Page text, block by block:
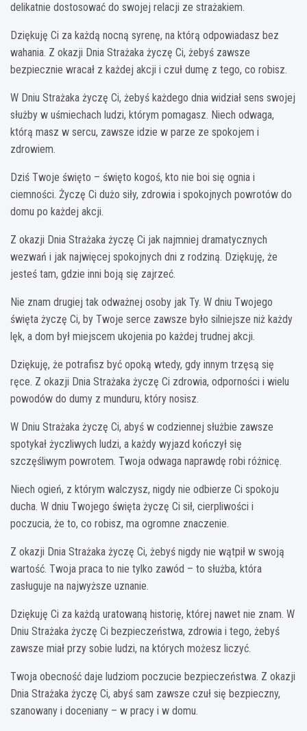
delikatnie dostosować do swojej relacji ze strażakiem.
Dziękuję Ci za każdą nocną syrenę, na którą odpowiadasz bez
wahania. Z okazji Dnia Strażaka życzę Ci, żebyś zawsze
bezpiecznie wracał z każdej akcji i czuł dumę z tego, co robisz.
W Dniu Strażaka życzę Ci, żebyś każdego dnia widział sens swojej
służby w uśmiechach ludzi, którym pomagasz. Niech odwaga,
którą masz w sercu, zawsze idzie w parze ze spokojem i
zdrowiem.
Dziś Twoje święto – święto kogoś, kto nie boi się ognia i
ciemności. Życzę Ci dużo siły, zdrowia i spokojnych powrotów do
domu po każdej akcji.
Z okazji Dnia Strażaka życzę Ci jak najmniej dramatycznych
wezwań i jak najwięcej spokojnych dni z rodziną. Dziękuję, że
jesteś tam, gdzie inni boją się zajrzeć.
Nie znam drugiej tak odważnej osoby jak Ty. W dniu Twojego
święta życzę Ci, by Twoje serce zawsze było silniejsze niż każdy
lęk, a dom był miejscem ukojenia po każdej trudnej akcji.
Dziękuję, że potrafisz być opoką wtedy, gdy innym trzęsą się
ręce. Z okazji Dnia Strażaka życzę Ci zdrowia, odporności i wielu
powodów do dumy z munduru, który nosisz.
W Dniu Strażaka życzę Ci, abyś w codziennej służbie zawsze
spotykał życzliwych ludzi, a każdy wyjazd kończył się
szczęśliwym powrotem. Twoja odwaga naprawdę robi różnicę.
Niech ogień, z którym walczysz, nigdy nie odbierze Ci spokoju
ducha. W dniu Twojego święta życzę Ci sił, cierpliwości i
poczucia, że to, co robisz, ma ogromne znaczenie.
Z okazji Dnia Strażaka życzę Ci, żebyś nigdy nie wątpił w swoją
wartość. Twoja praca to nie tylko zawód – to służba, która
zasługuje na najwyższe uznanie.
Dziękuję Ci za każdą uratowaną historię, której nawet nie znam. W
Dniu Strażaka życzę Ci bezpieczeństwa, zdrowia i tego, żebyś
zawsze miał przy sobie ludzi, na których możesz liczyć.
Twoja obecność daje ludziom poczucie bezpieczeństwa. Z okazji
Dnia Strażaka życzę Ci, abyś sam zawsze czuł się bezpieczny,
szanowany i doceniany – w pracy i w domu.